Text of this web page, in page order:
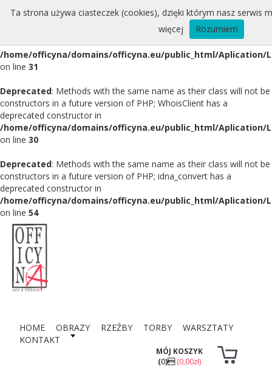
Deprecated: Methods with the same name as their class will not be
constructors in a future version of PHP; Whois has a deprecated
constructor in
/home/officyna/domains/officyna.eu/public_html/Aplication/
on line 31
Deprecated: Methods with the same name as their class will not be
constructors in a future version of PHP; WhoisClient has a
deprecated constructor in
/home/officyna/domains/officyna.eu/public_html/Aplication/
on line 30
Deprecated: Methods with the same name as their class will not be
constructors in a future version of PHP; idna_convert has a
deprecated constructor in
/home/officyna/domains/officyna.eu/public_html/Aplication/
on line 54
HOME OBRAZY RZEŹBY TORBY
WARSZTATY
KONTAKT
MÓJ KOSZYK
(0)(0,00zł)
Ta strona używa ciasteczek (cookies), dzięki którym nasz serwis
więcej
Rozumiem